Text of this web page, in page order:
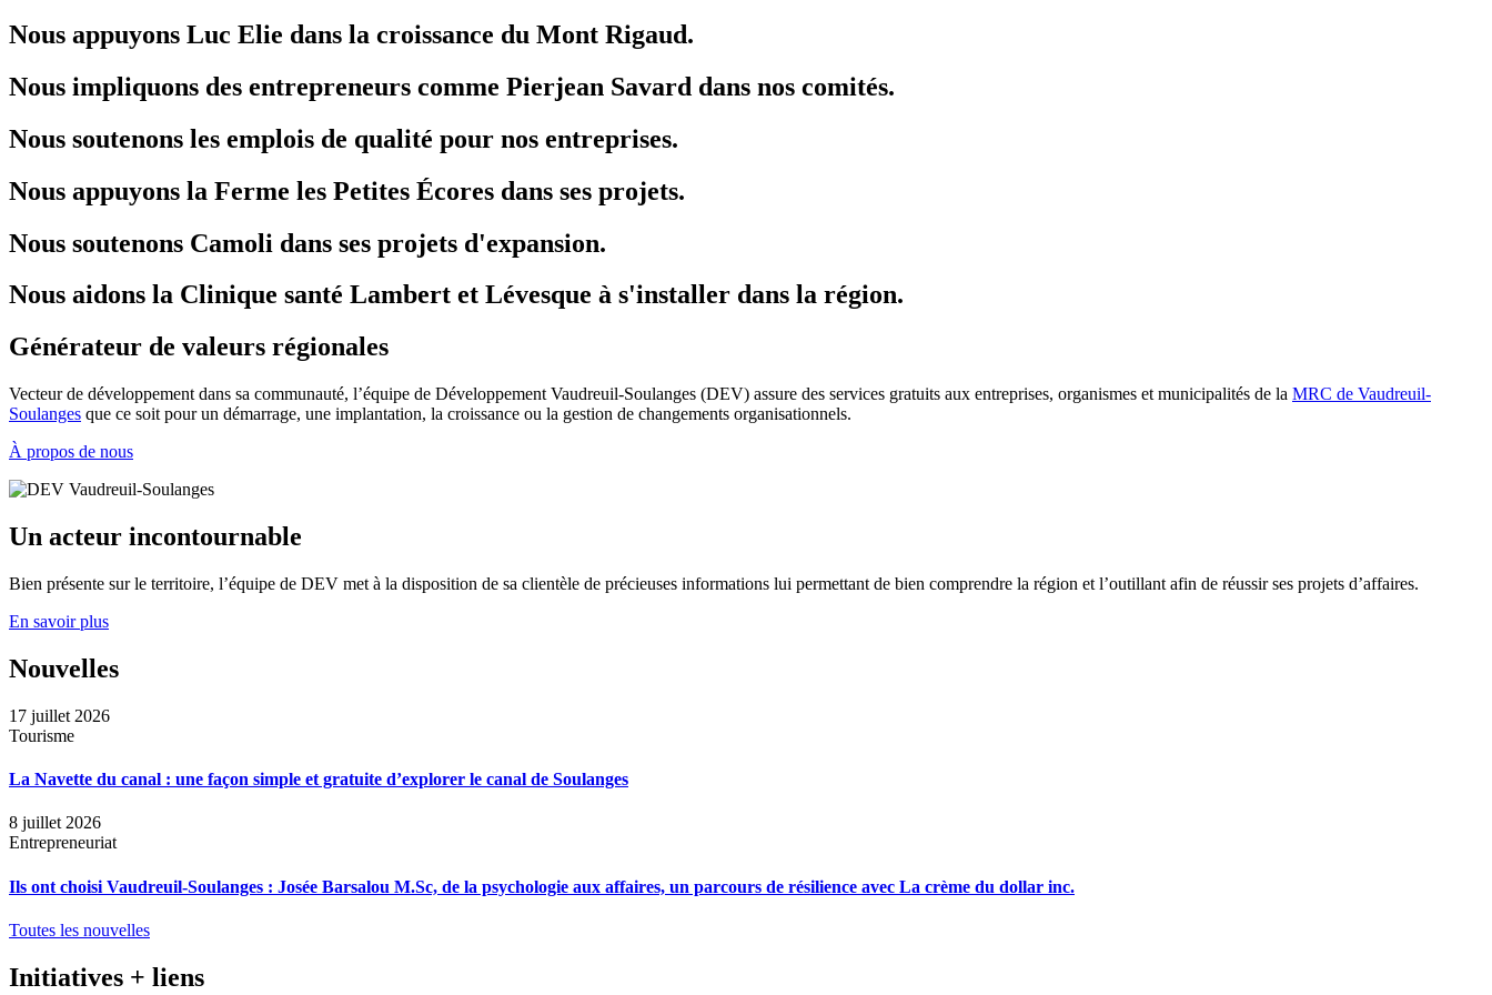
Nous appuyons Luc Elie dans la croissance du Mont Rigaud.
Nous impliquons des entrepreneurs comme Pierjean Savard dans nos comités.
Nous soutenons les emplois de qualité pour nos entreprises.
Nous appuyons la Ferme les Petites Écores dans ses projets.
Nous soutenons Camoli dans ses projets d'expansion.
Nous aidons la Clinique santé Lambert et Lévesque à s'installer dans la région.
Générateur de valeurs régionales
Vecteur de développement dans sa communauté, l’équipe de Développement Vaudreuil-Soulanges (DEV) assure des services gratuits aux entreprises, organismes et municipalités de la MRC de Vaudreuil-
Soulanges que ce soit pour un démarrage, une implantation, la croissance ou la gestion de changements organisationnels.
À propos de nous
Un acteur incontournable
Bien présente sur le territoire, l’équipe de DEV met à la disposition de sa clientèle de précieuses informations lui permettant de bien comprendre la région et l’outillant afin de réussir ses projets d’affaires.
En savoir plus
Nouvelles
17 juillet 2026
Tourisme
La Navette du canal : une façon simple et gratuite d’explorer le canal de Soulanges
8 juillet 2026
Entrepreneuriat
Ils ont choisi Vaudreuil-Soulanges : Josée Barsalou M.Sc, de la psychologie aux affaires, un parcours de résilience avec La crème du dollar inc.
Toutes les nouvelles
Initiatives + liens